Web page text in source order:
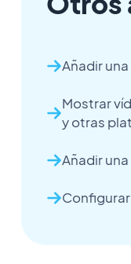
Añadir
Mostrar
y otras
Añadir